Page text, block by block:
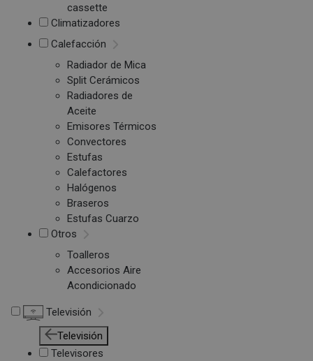
cassette
Climatizadores
Calefacción
Radiador de Mica
Split Cerámicos
Radiadores de
Aceite
Emisores Térmicos
Convectores
Estufas
Calefactores
Halógenos
Braseros
Estufas Cuarzo
Otros
Toalleros
Accesorios Aire
Acondicionado
Televisión
Televisión
Televisores